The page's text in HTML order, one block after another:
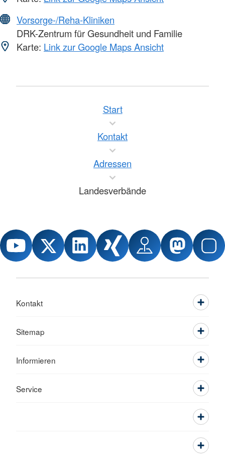
Vorsorge-/Reha-Kliniken
DRK-Zentrum für Gesundheit und Familie
Karte: Link zur Google Maps Ansicht
Start
Kontakt
Adressen
Landesverbände
Kontakt
Sitemap
Informieren
Service